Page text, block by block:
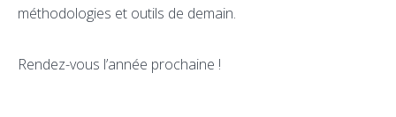
méthodologies et outils de demain.
Rendez-vous l’année prochaine !